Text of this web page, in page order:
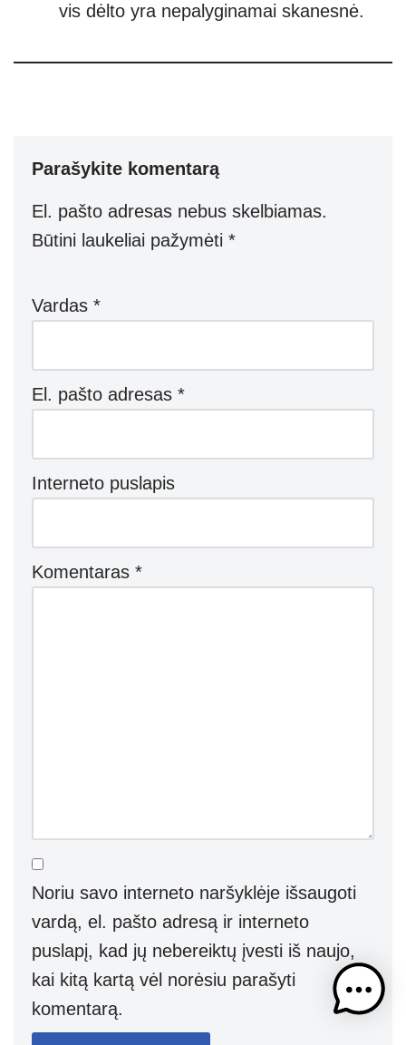
vis dėlto yra nepalyginamai skanesnė.
Parašykite komentarą
El. pašto adresas nebus skelbiamas.
Būtini laukeliai pažymėti *
Vardas *
El. pašto adresas *
Interneto puslapis
Komentaras *
Noriu savo interneto naršyklėje išsaugoti
vardą, el. pašto adresą ir interneto
puslapį, kad jų nebereiktų įvesti iš naujo,
kai kitą kartą vėl norėsiu parašyti
komentarą.